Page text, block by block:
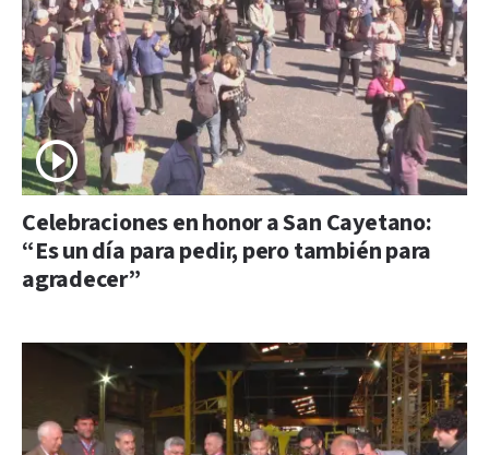
Celebraciones en honor a San Cayetano:
“Es un día para pedir, pero también para
agradecer”